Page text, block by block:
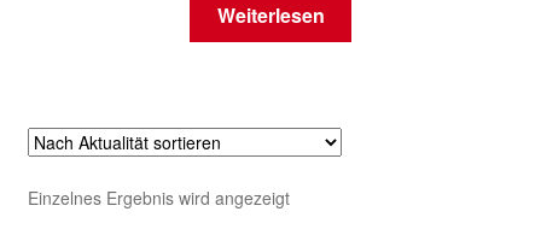
Weiterlesen
Einzelnes Ergebnis wird angezeigt